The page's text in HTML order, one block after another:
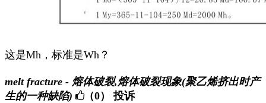
这是Mh，标准是Wh？
melt fracture - 熔体破裂,熔体破裂现象(聚乙烯挤出时产
生的一种缺陷)
（0） 投诉